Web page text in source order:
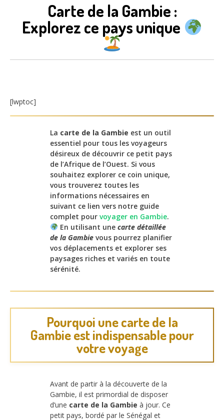
Carte de la Gambie :
Explorez ce pays unique
[lwptoc]
La carte de la Gambie est un outil
essentiel pour tous les voyageurs
désireux de découvrir ce petit pays
de l’Afrique de l’Ouest. Si vous
souhaitez explorer ce coin unique,
vous trouverez toutes les
informations nécessaires en
suivant ce lien vers notre guide
complet pour voyager en Gambie.
En utilisant une carte détaillée
de la Gambie vous pourrez planifier
vos déplacements et explorer ses
paysages riches et variés en toute
sérénité.
Pourquoi une carte de la
Gambie est indispensable pour
votre voyage
Avant de partir à la découverte de la
Gambie, il est primordial de disposer
d’une carte de la Gambie à jour. Ce
petit pays, bordé par le Sénégal et